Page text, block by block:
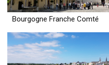
Bourgogne Franche Comté